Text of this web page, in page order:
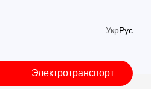
УкрРус
Электротранспорт